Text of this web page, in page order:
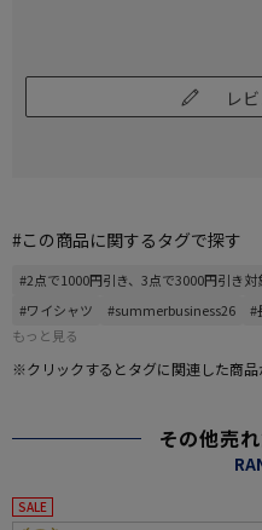
レ
#この商品に関するタグで探す
#2点で1000円引き、3点で3000円引き
#ワイシャツ
#summerbusiness26 #
もっと見る
※クリックするとタグに関連した商品
その他売
SALE